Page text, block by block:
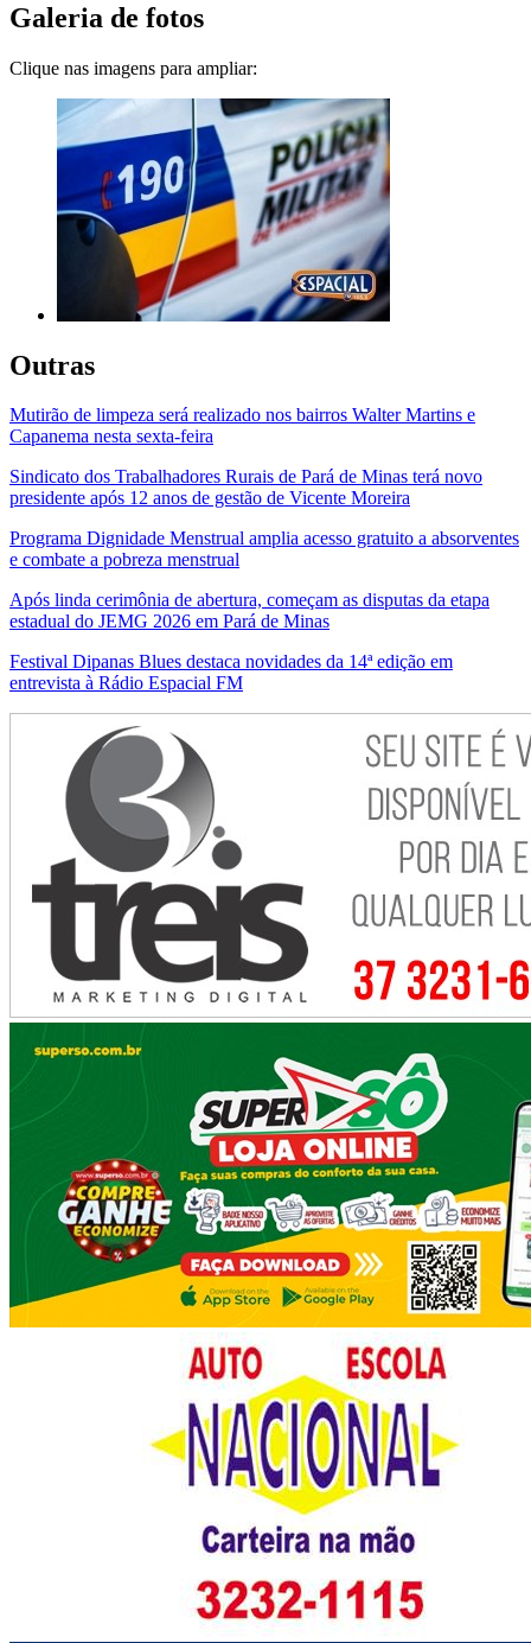
Galeria de fotos
Clique nas imagens para ampliar:
Outras
Mutirão de limpeza será realizado nos bairros Walter Martins e
Capanema nesta sexta-feira
Sindicato dos Trabalhadores Rurais de Pará de Minas terá novo
presidente após 12 anos de gestão de Vicente Moreira
Programa Dignidade Menstrual amplia acesso gratuito a absorventes
e combate a pobreza menstrual
Após linda cerimônia de abertura, começam as disputas da etapa
estadual do JEMG 2026 em Pará de Minas
Festival Dipanas Blues destaca novidades da 14ª edição em
entrevista à Rádio Espacial FM